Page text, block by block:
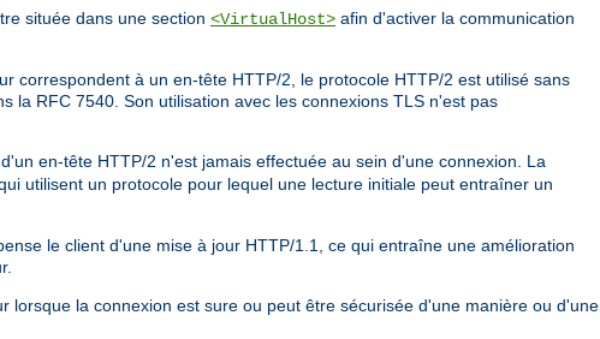
située dans une section <VirtualHost> afin d'activer la communication
correspondent à un en-tête HTTP/2, le protocole HTTP/2 est utilisé sans
la RFC 7540. Son utilisation avec les connexions TLS n'est pas
d'un en-tête HTTP/2 n'est jamais effectuée au sein d'une connexion. La
utilisent un protocole pour lequel une lecture initiale peut entraîner un
le client d'une mise à jour HTTP/1.1, ce qui entraîne une amélioration
la connexion est sure ou peut être sécurisée d'une manière ou d'une